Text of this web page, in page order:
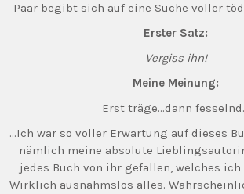
Paar begibt sich auf eine Suche voller
Erster Satz:
Vergiss ihn!
Meine Meinung:
Erst träge…dann
…Ich war so voller Erwartung auf dieses
nämlich meine absolute
jedes Buch von ihr gefallen, welches
Wirklich ausnahmslos alles.